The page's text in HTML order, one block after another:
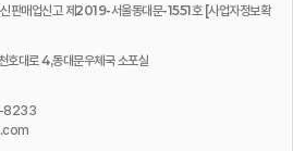
매업신고 제2019-서울동대문-1551호 [사업자정보확
대로 4,동대문우체국 소포실
8233